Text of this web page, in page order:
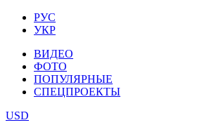
РУС
УКР
ВИДЕО
ФОТО
ПОПУЛЯРНЫЕ
СПЕЦПРОЕКТЫ
USD